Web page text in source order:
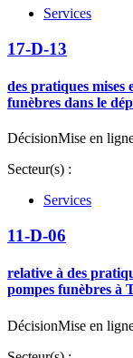
Services
17-D-13
des pratiques mises
funèbres dans le
DécisionMise en
Secteur(s) :
Services
11-D-06
relative à des
pompes funèbres à
DécisionMise en